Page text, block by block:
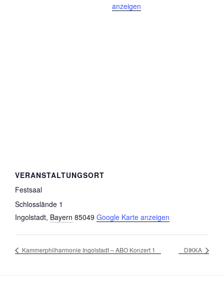
anzeigen
VERANSTALTUNGSORT
Festsaal
Schlosslände 1
Ingolstadt, Bayern 85049 Google Karte anzeigen
Kammerphilharmonie Ingolstadt – ABO Konzert 1 DIKKA